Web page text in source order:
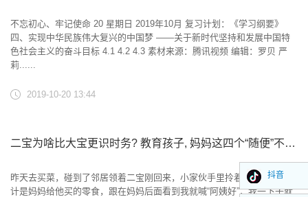
不忘初心、牢记使命 20 星期日 2019年10月 复习计划：《学习纲要》
四、实现中华民族伟大复兴的中国梦 ——关于新时代坚持和发展中国特
色社会主义的奋斗目标 4.1 4.2 4.3 素材来源：腾讯视频 编辑：罗贝 严
莉......
2019-10-20 13:44
二宝为啥比大宝更识时务? 教育孩子, 妈妈这四个“随便”不要有
昨天去买菜，碰到了邻居领着二宝刚回来，小家伙手里拎着一个兜子，估
计是妈妈给他买的零食，跟在妈妈后面看到我就喊“阿姨好”，我一下子就
抖音